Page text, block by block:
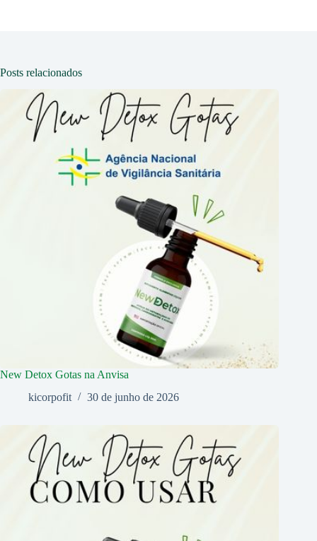
Posts relacionados
New Detox Gotas na Anvisa
kicorpofit
30 de junho de 2026